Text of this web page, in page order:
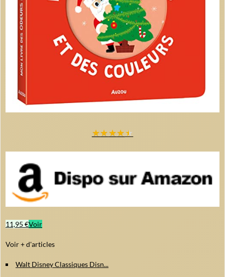
★★★★★
11,95 €Voir
Voir + d'articles
Walt Disney Classiques Disn...